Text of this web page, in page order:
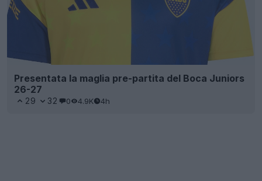
Presentata la maglia pre-partita del Boca Juniors
26-27
29 32 0 4.9K 4h